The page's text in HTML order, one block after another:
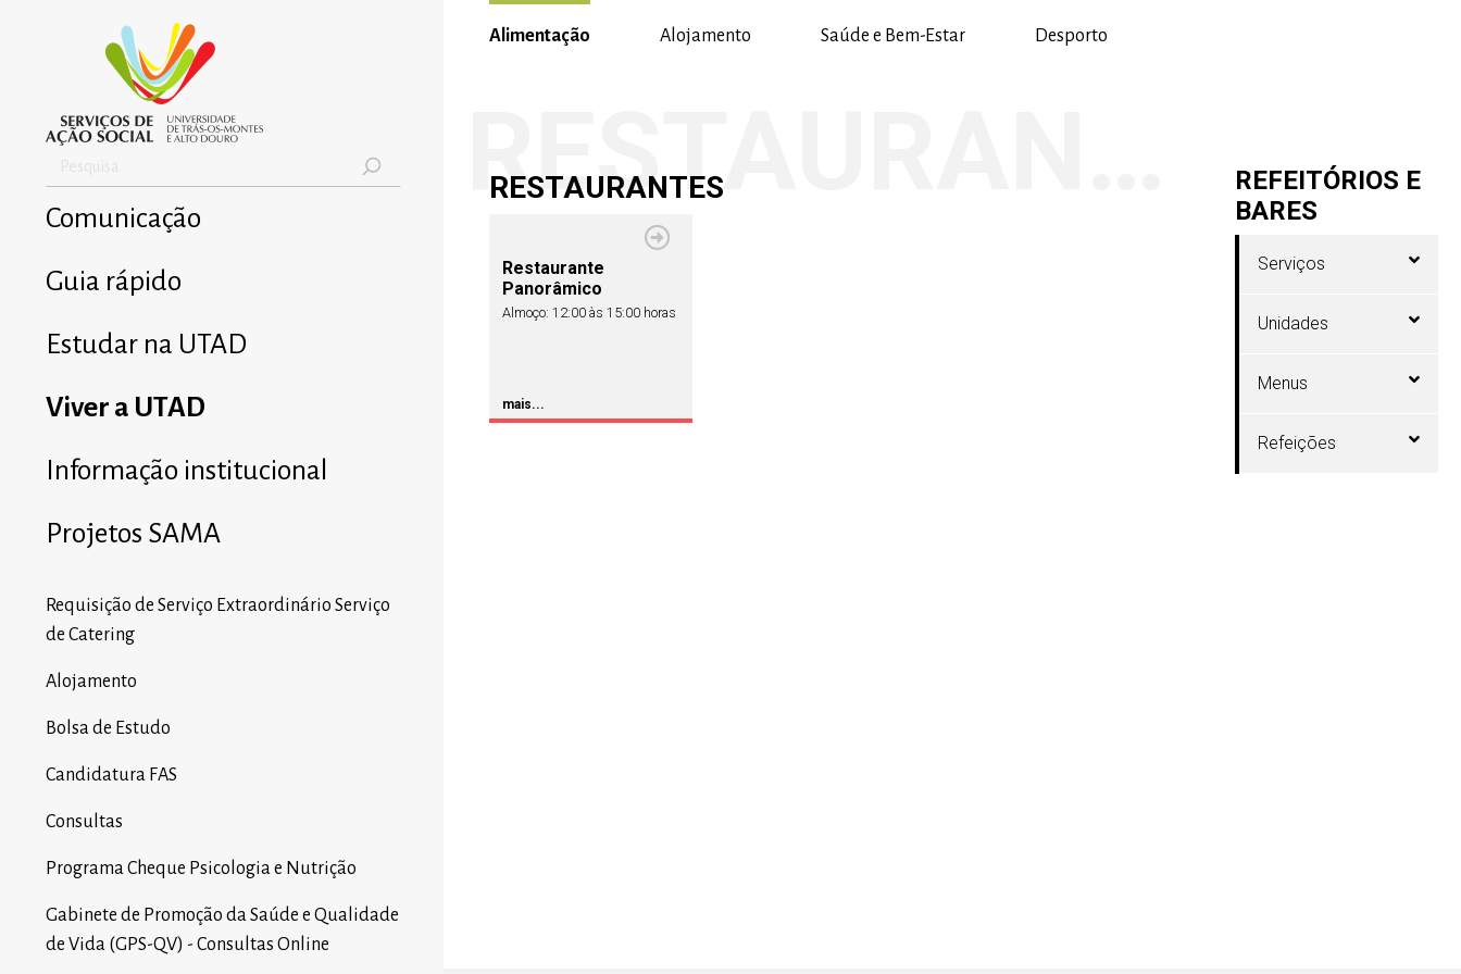
Comunicação
Guia rápido
Estudar na UTAD
Viver a UTAD
Informação institucional
Projetos SAMA
Requisição de Serviço Extraordinário Serviço
de Catering
Alojamento
Bolsa de Estudo
Candidatura FAS
Consultas
Programa Cheque Psicologia e Nutrição
Gabinete de Promoção da Saúde e Qualidade
de Vida (GPS-QV) - Consultas Online
Alimentação Alojamento Saúde e Bem-Estar Desporto
RESTAURANTES
Restaurante
Panorâmico
Almoço: 12:00 às 15:00 horas
mais...
REFEITÓRIOS E
BARES
Serviços
Unidades
Menus
Refeições